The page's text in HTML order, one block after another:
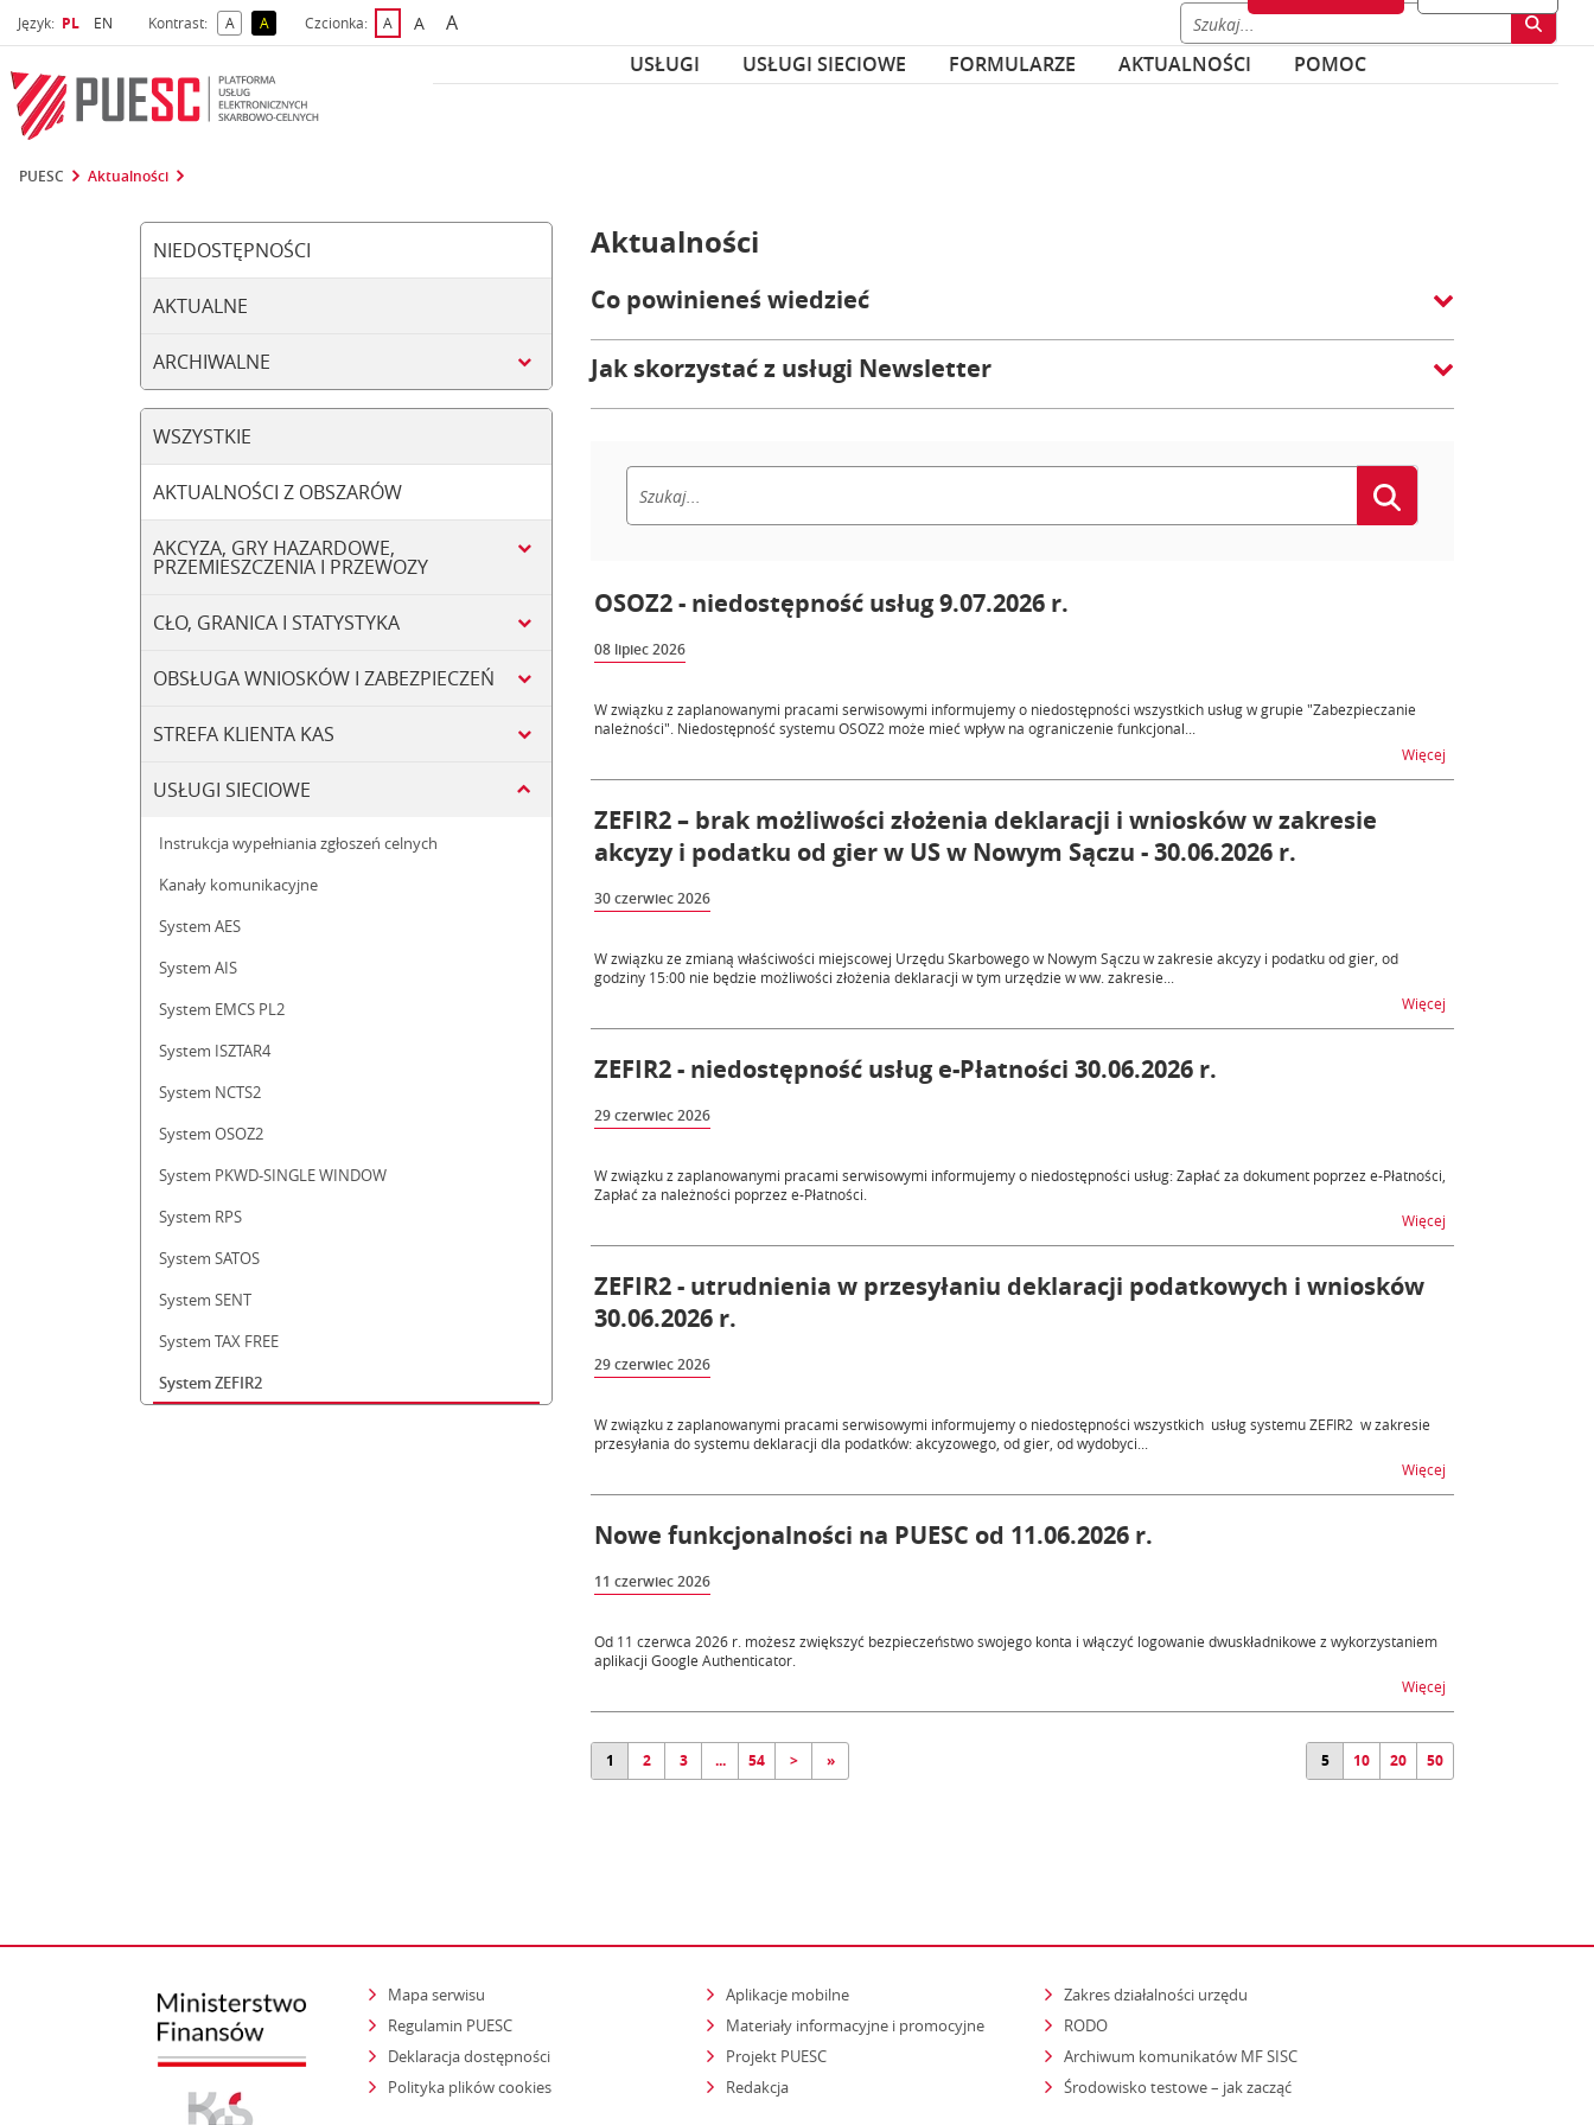
Język: Wybrany język
PL Wybierz język
EN Kontrast: Akontrast domyślny
Akontrast żółty tekst na czarnym tle
Czcionka: Adomyślna czcionka
Awiększa czcionka
Anajwiększa czcionka
USŁUGI
USŁUGI SIECIOWE FORMULARZE AKTUALNOŚCI POMOC
PUESC Aktualności
NIEDOSTĘPNOŚCI
AKTUALNE
ARCHIWALNE
WSZYSTKIE
AKTUALNOŚCI Z OBSZARÓW
AKCYZA, GRY HAZARDOWE,
PRZEMIESZCZENIA I PRZEWOZY
CŁO, GRANICA I STATYSTYKA
OBSŁUGA WNIOSKÓW I ZABEZPIECZEŃ
STREFA KLIENTA KAS
USŁUGI SIECIOWE
Instrukcja wypełniania zgłoszeń celnych
Kanały komunikacyjne
System AES
System AIS
System EMCS PL2
System ISZTAR4
System NCTS2
System OSOZ2
System PKWD-SINGLE WINDOW
System RPS
System SATOS
System SENT
System TAX FREE
System ZEFIR2
Aktualności
Co powinieneś wiedzieć
Jak skorzystać z usługi Newsletter
OSOZ2 - niedostępność usług 9.07.2026 r.
08 lipiec 2026
W związku z zaplanowanymi pracami serwisowymi informujemy o niedostępności wszystkich usług w grupie "Zabezpieczanie
należności". Niedostępność systemu OSOZ2 może mieć wpływ na ograniczenie funkcjonal...
Więcej
ZEFIR2 – brak możliwości złożenia deklaracji i wniosków w zakresie
akcyzy i podatku od gier w US w Nowym Sączu - 30.06.2026 r.
30 czerwiec 2026
W związku ze zmianą właściwości miejscowej Urzędu Skarbowego w Nowym Sączu w zakresie akcyzy i podatku od gier, od
godziny 15:00 nie będzie możliwości złożenia deklaracji w tym urzędzie w ww. zakresie...
Więcej
ZEFIR2 - niedostępność usług e-Płatności 30.06.2026 r.
29 czerwiec 2026
W związku z zaplanowanymi pracami serwisowymi informujemy o niedostępności usług: Zapłać za dokument poprzez e-Płatności,
Zapłać za należności poprzez e-Płatności.
Więcej
ZEFIR2 - utrudnienia w przesyłaniu deklaracji podatkowych i wniosków
30.06.2026 r.
29 czerwiec 2026
W związku z zaplanowanymi pracami serwisowymi informujemy o niedostępności wszystkich usług systemu ZEFIR2 w zakresie
przesyłania do systemu deklaracji dla podatków: akcyzowego, od gier, od wydobyci...
Więcej
Nowe funkcjonalności na PUESC od 11.06.2026 r.
11 czerwiec 2026
Od 11 czerwca 2026 r. możesz zwiększyć bezpieczeństwo swojego konta i włączyć logowanie dwuskładnikowe z wykorzystaniem
aplikacji Google Authenticator.
Więcej
1 2 3 ... 54 > » 5 10 20 50
Mapa serwisu
Regulamin PUESC
Deklaracja dostępności
Polityka plików cookies
Aplikacje mobilne
Materiały informacyjne i promocyjne
Projekt PUESC
Redakcja
Zakres działalności urzędu
RODO
Archiwum komunikatów MF SISC
Środowisko testowe – jak zacząćstrona otwiera się w nowym oknie